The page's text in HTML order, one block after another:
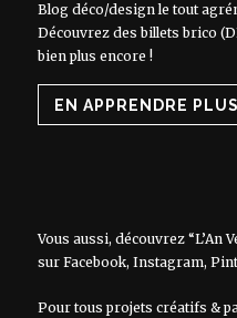
Blog déco/design le tout
Découvrez des billets brico
bien plus encore !
EN APPRENDRE PLUS
Vous aussi, découvrez “L’An
sur Facebook, Instagram,
Pour tous projets créatifs &